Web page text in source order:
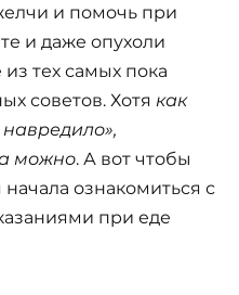
и помочь при
и даже опухоли
тех самых пока
советов. Хотя как
можно. А вот чтобы
ознакомиться с
при еде